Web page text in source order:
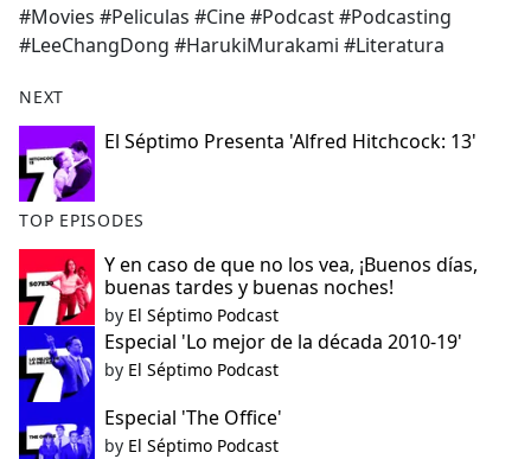
#Movies #Peliculas #Cine #Podcast #Podcasting
#LeeChangDong #HarukiMurakami #Literatura
NEXT
El Séptimo Presenta 'Alfred Hitchcock: 13'
TOP EPISODES
Y en caso de que no los vea, ¡Buenos días,
buenas tardes y buenas noches!
by El Séptimo Podcast
Especial 'Lo mejor de la década 2010-19'
by El Séptimo Podcast
Especial 'The Office'
by El Séptimo Podcast